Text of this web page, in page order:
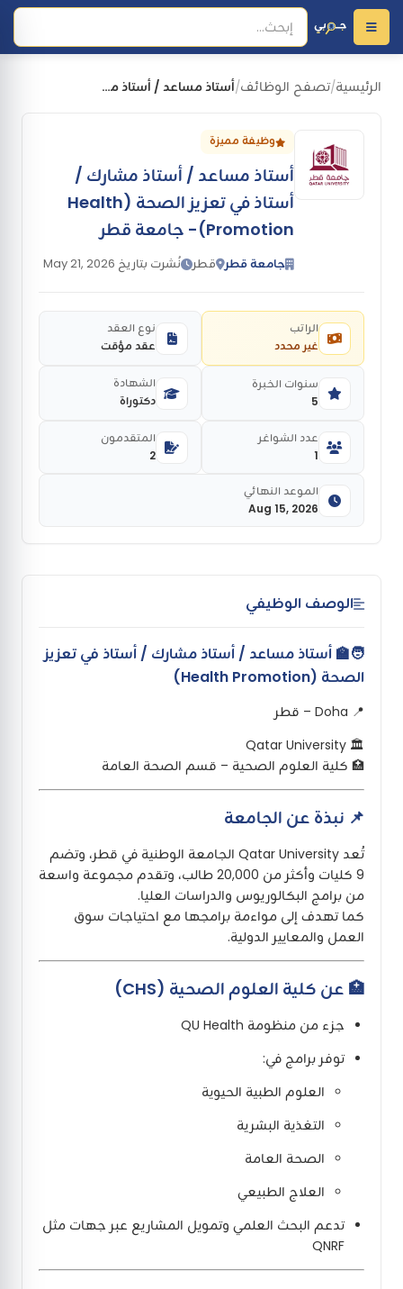
الرئيسية/تصفح الوظائف/ أستاذ مساعد / أستاذ مشارك / أستاذ في تعزيز الصحة (Health Promotion)- جامعة قطر
وظيفة مميزة
أستاذ مساعد / أستاذ مشارك /
أستاذ في تعزيز الصحة (Health
Promotion)- جامعة قطر
جامعة قطر قطر نُشرت بتاريخ May 21, 2026
غير محدد
الراتب
عقد مؤقت
نوع العقد
5
سنوات الخبرة
دكتوراة
الشهادة
1
عدد الشواغر
2
المتقدمون
Aug 15, 2026
الموعد النهائي
الوصف الوظيفي
🧑‍🏫 أستاذ مساعد / أستاذ مشارك / أستاذ في تعزيز
الصحة (Health Promotion)
📍 Doha – قطر
🏛️ Qatar University
🏥 كلية العلوم الصحية – قسم الصحة العامة
📌 نبذة عن الجامعة
تُعد Qatar University الجامعة الوطنية في قطر، وتضم
9 كليات وأكثر من 20,000 طالب، وتقدم مجموعة واسعة
من برامج البكالوريوس والدراسات العليا.
كما تهدف إلى مواءمة برامجها مع احتياجات سوق
العمل والمعايير الدولية.
🏥 عن كلية العلوم الصحية (CHS)
جزء من منظومة QU Health
توفر برامج في:
العلوم الطبية الحيوية
التغذية البشرية
الصحة العامة
العلاج الطبيعي
تدعم البحث العلمي وتمويل المشاريع عبر جهات مثل
QNRF